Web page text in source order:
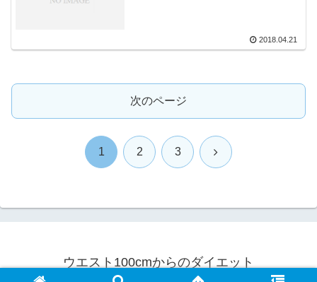
2018.04.21
次のページ
1 2 3 次
ウエスト100cmからのダイエット